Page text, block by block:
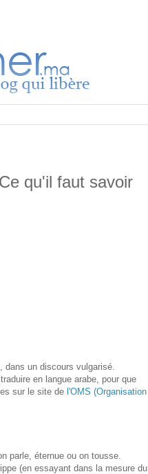
qu'il faut savoir
un discours vulgarisé.
en langue arabe, pour que
sur le site de l'OMS (Organisation
parle, éternue ou on tousse.
(en essayant dans la mesure du